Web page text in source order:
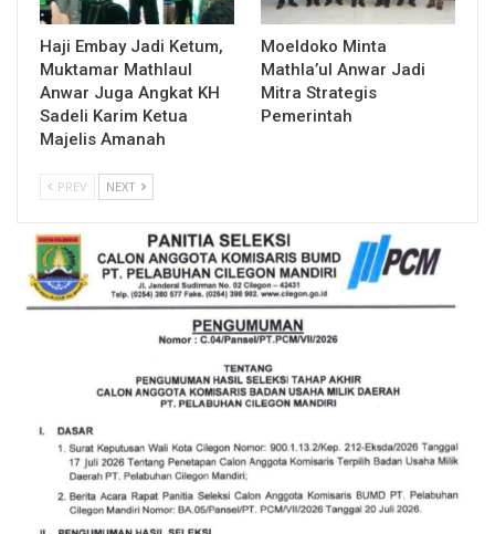
Haji Embay Jadi Ketum,
Muktamar Mathlaul
Anwar Juga Angkat KH
Sadeli Karim Ketua
Majelis Amanah
Moeldoko Minta
Mathla’ul Anwar Jadi
Mitra Strategis
Pemerintah
PREV NEXT